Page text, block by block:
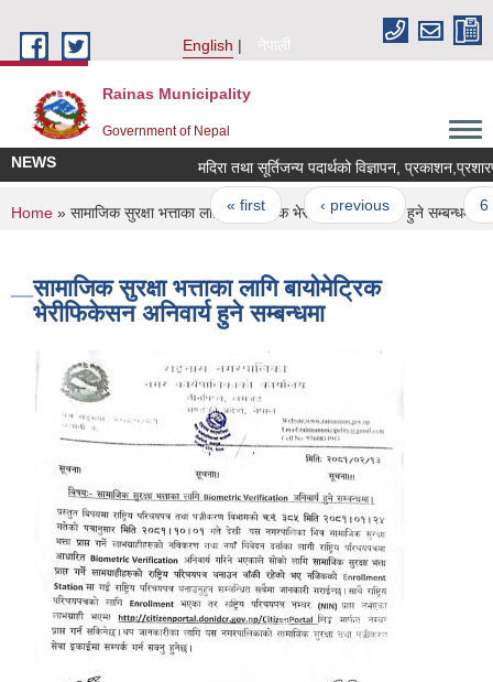
English
नेपाली
Rainas Municipality
Government of Nepal
NEWS मदिरा तथा सूर्तिजन्य पदार्थको विज्ञापन,
Pages
« first ‹ previous …
You are here
Home » सामाजिक सुरक्षा भत्ताका लागि बायोमेट्रिक भेरीफिकेसन अनिवार्य हुने सम्बन्धमा
सामाजिक सुरक्षा भत्ताका लागि बायोमेट्रिक
भेरीफिकेसन अनिवार्य हुने सम्बन्धमा